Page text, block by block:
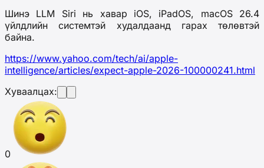
Шинэ LLM Siri нь хавар iOS, iPadOS, macOS 26.4
үйлдлийн системтэй худалдаанд гарах төлөвтэй
байна.
https://www.yahoo.com/tech/ai/apple-
intelligence/articles/expect-apple-2026-100000241.html
Хуваалцах:
0